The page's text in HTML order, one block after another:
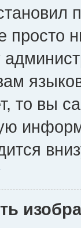
просто
то вы